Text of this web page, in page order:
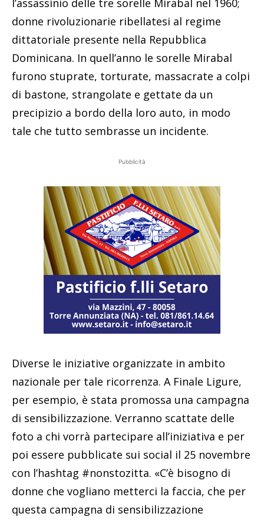
l’assassinio delle tre sorelle Mirabal nel 1960;
donne rivoluzionarie ribellatesi al regime
dittatoriale presente nella Repubblica
Dominicana. In quell’anno le sorelle Mirabal
furono stuprate, torturate, massacrate a colpi
di bastone, strangolate e gettate da un
precipizio a bordo della loro auto, in modo
tale che tutto sembrasse un incidente.
Pubblicità
Diverse le iniziative organizzate in ambito
nazionale per tale ricorrenza. A Finale Ligure,
per esempio, è stata promossa una campagna
di sensibilizzazione. Verranno scattate delle
foto a chi vorrà partecipare all’iniziativa e per
poi essere pubblicate sui social il 25 novembre
con l’hashtag #nonstozitta. «C’è bisogno di
donne che vogliano metterci la faccia, che per
questa campagna di sensibilizzazione